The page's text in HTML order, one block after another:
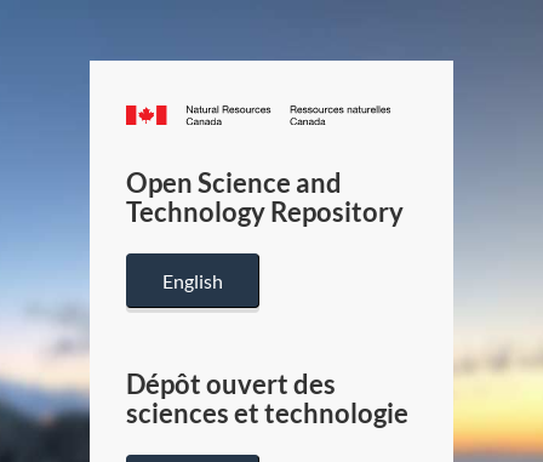
Canada.ca
/
Canada
Open Science and
Technology Repository
English
Dépôt ouvert des
sciences et technologie